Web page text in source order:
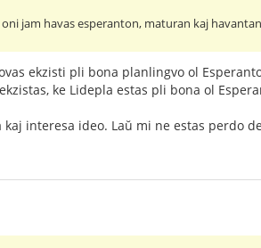
jam havas esperanton, maturan kaj
ekzisti pli bona planlingvo ol
ke Lidepla estas pli bona ol
interesa ideo. Laŭ mi ne estas perdo